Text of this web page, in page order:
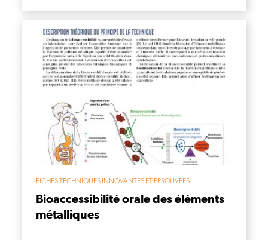
FICHES TECHNIQUES INNOVANTES ET EPROUVÉES
Bioaccessibilité orale des éléments
métalliques